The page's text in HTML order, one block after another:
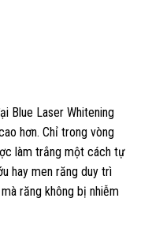
Blue Laser Whitening
hơn. Chỉ trong vòng
làm trắng một cách tự
hay men răng duy trì
răng không bị nhiễm